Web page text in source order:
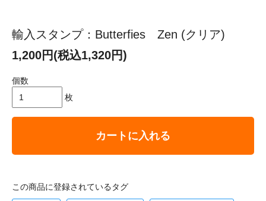
輸入スタンプ：Butterfies Zen (クリア)
1,200円(税込1,320円)
個数
枚
カートに入れる
この商品に登録されているタグ